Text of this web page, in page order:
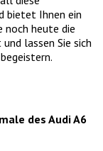
bietet Ihnen ein
noch heute die
lassen Sie sich
des Audi A6